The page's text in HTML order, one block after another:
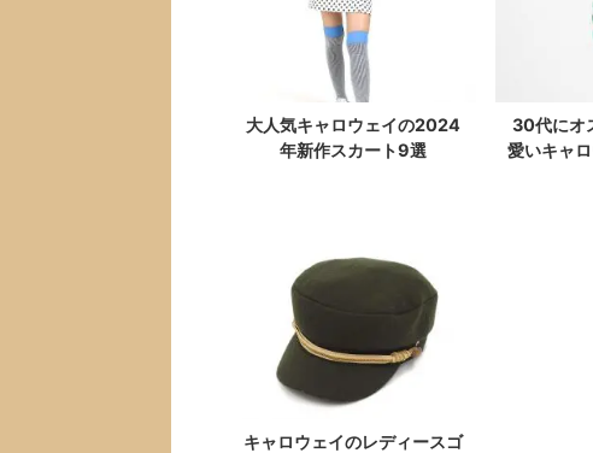
大人気キャロウェイの2024
年新作スカート9選
30代にオ
愛いキャ
キャロウェイのレディースゴ